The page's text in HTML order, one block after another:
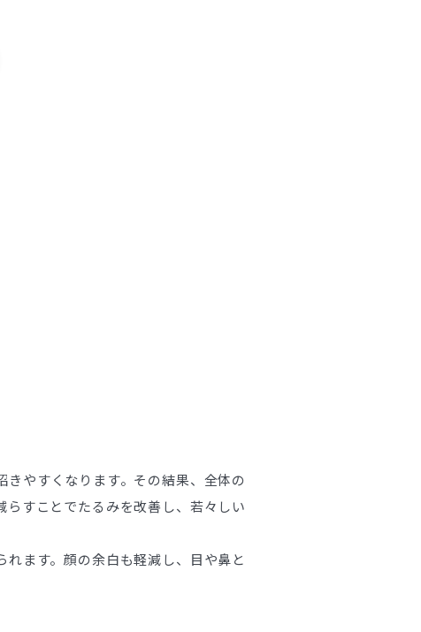
やすくなります。その結果、全体の
すことでたるみを改善し、若々しい
ます。顔の余白も軽減し、目や鼻と